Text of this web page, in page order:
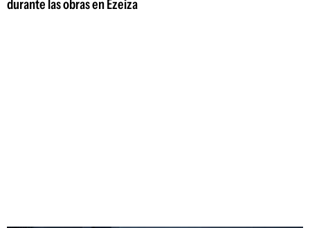
durante las obras en Ezeiza